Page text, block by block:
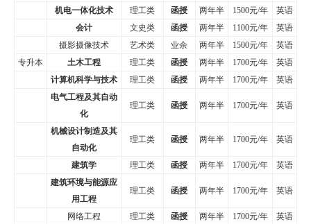
机电一体化技术
理工类 函授 两年半 1500元/年
英语
会计
文史类 函授 两年半 1100元/年
英语
摄影摄像技术
艺术类 业余 两年半 1500元/年
英语
专升本
土木工程 理工类 函授 两年半 1700元/年
英语
计算机科学与技术
理工类 函授 两年半 1700元/年
英语
电气工程及其自动
化
理工类 函授 两年半 1700元/年 英语
机械设计制造及其
自动化
理工类 函授 两年半 1700元/年 英语
建筑学 理工类 函授 两年半 1700元/年
英语
建筑环境与能源应
用工程
理工类 函授 两年半 1700元/年 英语
网络工程 理工类 函授 两年半 1700元/年
英语